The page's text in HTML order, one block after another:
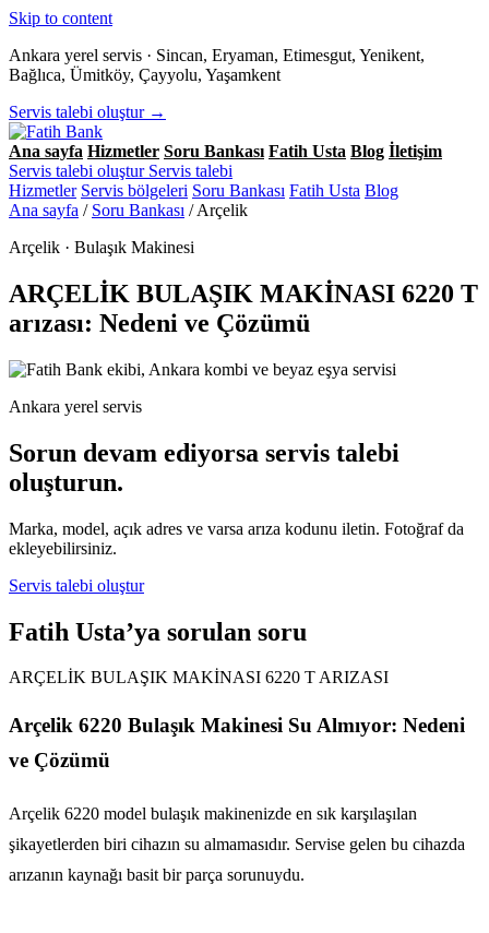
Skip to content
Ankara yerel servis · Sincan, Eryaman, Etimesgut, Yenikent,
Bağlıca, Ümitköy, Çayyolu, Yaşamkent
Servis talebi oluştur →
Ana sayfa Hizmetler Soru Bankası Fatih Usta Blog İletişim
Servis talebi oluştur Servis talebi
Hizmetler Servis bölgeleri Soru Bankası Fatih Usta Blog
Ana sayfa / Soru Bankası / Arçelik
Arçelik · Bulaşık Makinesi
ARÇELİK BULAŞIK MAKİNASI 6220 T
arızası: Nedeni ve Çözümü
Ankara yerel servis
Sorun devam ediyorsa servis talebi
oluşturun.
Marka, model, açık adres ve varsa arıza kodunu iletin. Fotoğraf da
ekleyebilirsiniz.
Servis talebi oluştur
Fatih Usta’ya sorulan soru
ARÇELİK BULAŞIK MAKİNASI 6220 T ARIZASI
Arçelik 6220 Bulaşık Makinesi Su Almıyor: Nedeni
ve Çözümü
Arçelik 6220 model bulaşık makinenizde en sık karşılaşılan
şikayetlerden biri cihazın su almamasıdır. Servise gelen bu cihazda
arızanın kaynağı basit bir parça sorunuydu.